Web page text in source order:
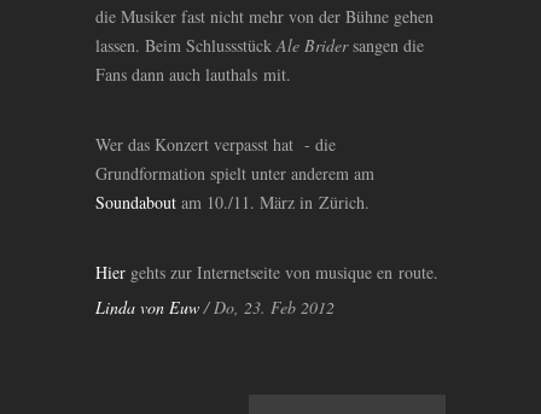
die Musiker fast nicht mehr von der Bühne gehen
lassen. Beim Schlussstück Ale Bridersangen die
Fans dann auch lauthals mit.
Wer das Konzert verpasst hat - die
Grundformation spielt unter anderem am
Soundabout am 10./11. März in Zürich.
Hier gehts zur Internetseite von musique en route.
Linda von Euw / Do, 23. Feb 2012